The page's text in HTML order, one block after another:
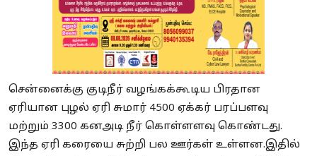
சென்னைக்கு குடிநீர் வழங்கக்கூடிய பிரதான
ஏரியான புழல் ஏரி சுமார் 4500 ஏக்கர் பரப்பளவு
மற்றும் 3300 கனஅடி நீர் கொள்ளளவு கொண்டது.
இந்த ஏரி கரையை சுற்றி பல ஊர்கள் உள்ளன.இதில்